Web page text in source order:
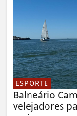
ESPORTE
Balneário
velejadores